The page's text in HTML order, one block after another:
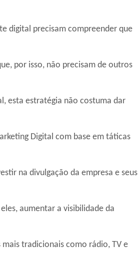
digital precisam compreender que
por isso, não precisam de outros
esta estratégia não costuma dar
Digital com base em táticas
na divulgação da empresa e seus
aumentar a visibilidade da
tradicionais como rádio, TV e